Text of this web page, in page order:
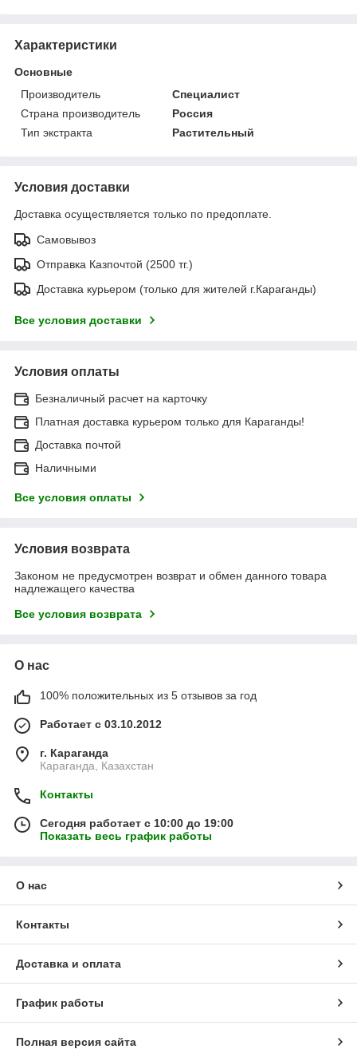
Характеристики
Основные
Производитель
Специалист
Страна производитель
Россия
Тип экстракта
Растительный
Условия доставки
Доставка осуществляется только по предоплате.
Самовывоз
Отправка Казпочтой (2500 тг.)
Доставка курьером (только для жителей г.Караганды)
Все условия доставки
Условия оплаты
Безналичный расчет на карточку
Платная доставка курьером только для Караганды!
Доставка почтой
Наличными
Все условия оплаты
Условия возврата
Законом не предусмотрен возврат и обмен данного товара
надлежащего качества
Все условия возврата
О нас
100% положительных из 5 отзывов за год
Работает с 03.10.2012
г. Караганда
Караганда, Казахстан
Контакты
Сегодня работает с 10:00 до 19:00
Показать весь график работы
О нас
Контакты
Доставка и оплата
График работы
Полная версия сайта